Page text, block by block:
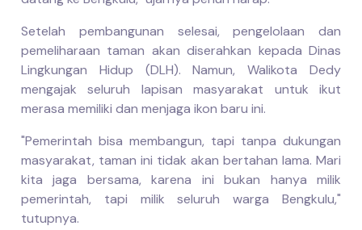
Setelah pembangunan selesai, pengelolaan dan
pemeliharaan taman akan diserahkan kepada Dinas
Lingkungan Hidup (DLH). Namun, Walikota Dedy
mengajak seluruh lapisan masyarakat untuk ikut
merasa memiliki dan menjaga ikon baru ini.
"Pemerintah bisa membangun, tapi tanpa dukungan
masyarakat, taman ini tidak akan bertahan lama. Mari
kita jaga bersama, karena ini bukan hanya milik
pemerintah, tapi milik seluruh warga Bengkulu,"
tutupnya.